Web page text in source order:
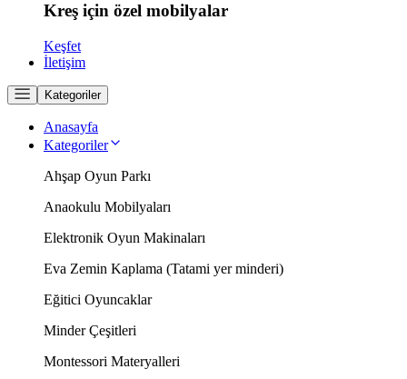
Kreş için özel mobilyalar
Keşfet
İletişim
Kategoriler
Anasayfa
Kategoriler
Ahşap Oyun Parkı
Anaokulu Mobilyaları
Elektronik Oyun Makinaları
Eva Zemin Kaplama (Tatami yer minderi)
Eğitici Oyuncaklar
Minder Çeşitleri
Montessori Materyalleri